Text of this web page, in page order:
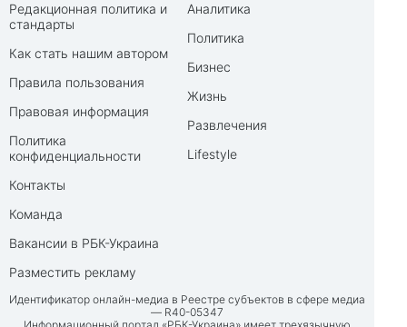
Редакционная политика и
стандарты
Как стать нашим автором
Правила пользования
Правовая информация
Политика
конфиденциальности
Контакты
Команда
Вакансии в РБК-Украина
Разместить рекламу
Аналитика
Политика
Бизнес
Жизнь
Развлечения
Lifestyle
Идентификатор онлайн-медиа в Реестре субъектов в сфере медиа
— R40-05347